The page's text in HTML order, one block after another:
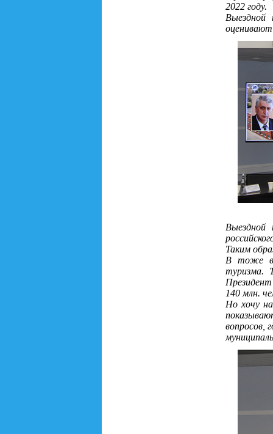
2022 году.
Выездной
оценивают
Таким
В тоже
туризма.
140 млн.
Но хочу
вопросов,